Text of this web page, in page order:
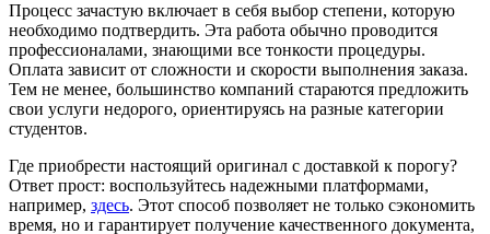
Процесс зачастую включает в себя выбор степени, которую
необходимо подтвердить. Эта работа обычно проводится
профессионалами, знающими все тонкости процедуры.
Оплата зависит от сложности и скорости выполнения заказа.
Тем не менее, большинство компаний стараются предложить
свои услуги недорого, ориентируясь на разные категории
студентов.
Где приобрести настоящий оригинал с доставкой к порогу?
Ответ прост: воспользуйтесь надежными платформами,
например, здесь. Этот способ позволяет не только сэкономить
время, но и гарантирует получение качественного документа,